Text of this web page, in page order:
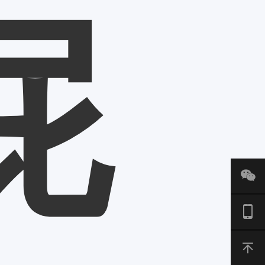


